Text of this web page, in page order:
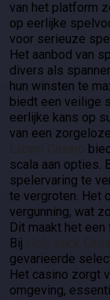
van het platform
op eerlijke
voor serieuze
Het aanbod van
divers als
hun winsten te
biedt een veilige
eerlijke kans op
van een
scala aan opties.
spelervaring te
te vergroten. Het
vergunning, wat
Dit maakt het
Bij
gevarieerde
Het casino zorgt
omgeving,